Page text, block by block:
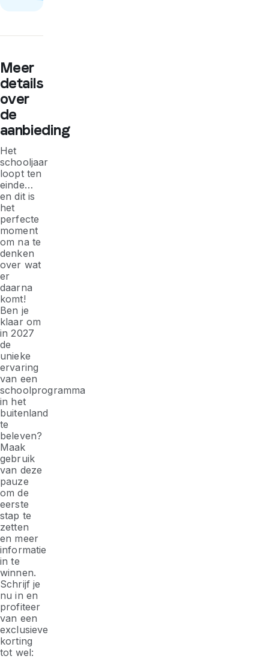
Meer
details
over
de
aanbieding
Het
schooljaar
loopt ten
einde…
en dit is
het
perfecte
moment
om na te
denken
over wat
er
daarna
komt!
Ben je
klaar om
in 2027
de
unieke
ervaring
van een
schoolprogramma
in het
buitenland
te
beleven?
Maak
gebruik
van deze
pauze
om de
eerste
stap te
zetten
en meer
informatie
in te
winnen.
Schrijf je
nu in en
profiteer
van een
exclusieve
korting
tot wel: